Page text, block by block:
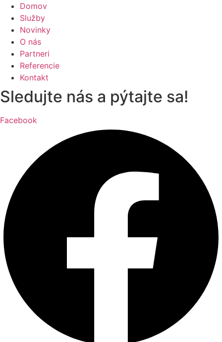
Domov
Služby
Novinky
O nás
Partneri
Referencie
Kontakt
Sledujte nás a pýtajte sa!
Facebook